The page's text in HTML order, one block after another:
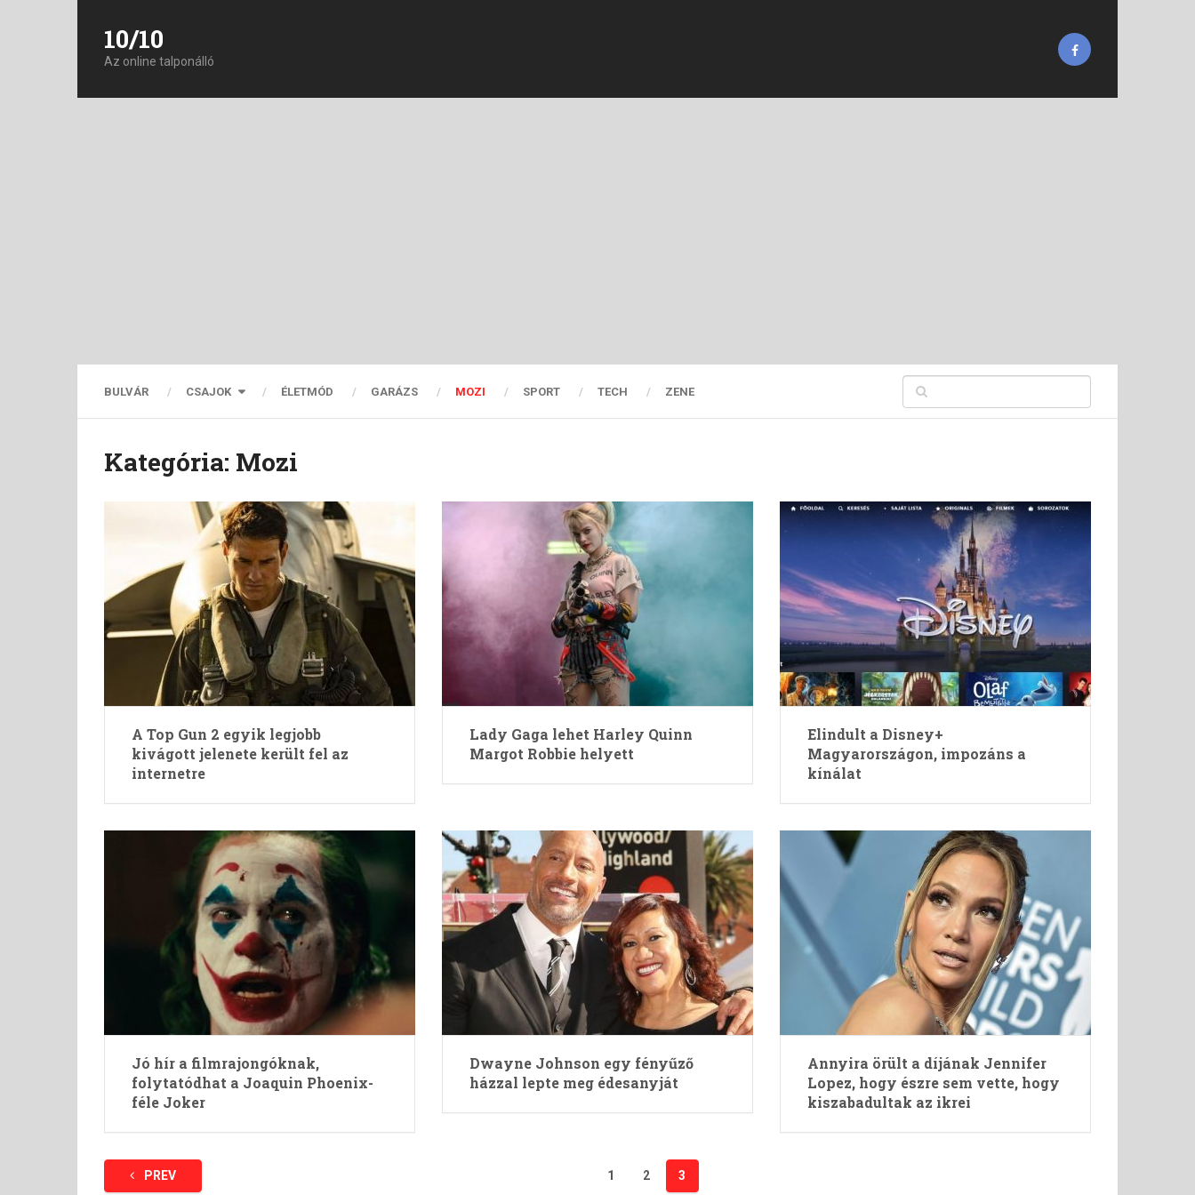
10/10
Az online talponálló
BULVÁR CSAJOK ÉLETMÓD GARÁZS MOZI SPORT TECH ZENE
Kategória: Mozi
A Top Gun 2 egyik legjobb
kivágott jelenete került fel az
internetre
Lady Gaga lehet Harley Quinn
Margot Robbie helyett
Elindult a Disney+
Magyarországon, impozáns a
kínálat
Jó hír a filmrajongóknak,
folytatódhat a Joaquin Phoenix-
féle Joker
Dwayne Johnson egy fényűző
házzal lepte meg édesanyját
Annyira örült a díjának Jennifer
Lopez, hogy észre sem vette, hogy
kiszabadultak az ikrei
Bejegyzések
PREV 1 2 3